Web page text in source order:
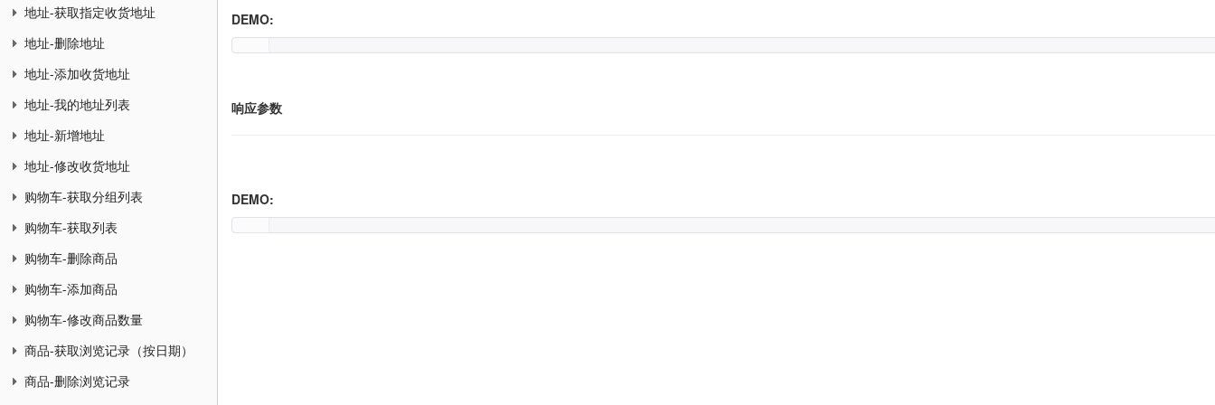
地址-获取指定收货地址
地址-删除地址
地址-添加收货地址
地址-我的地址列表
地址-新增地址
地址-修改收货地址
购物车-获取分组列表
购物车-获取列表
购物车-删除商品
购物车-添加商品
购物车-修改商品数量
商品-获取浏览记录（按日期）
商品-删除浏览记录
DEMO:
响应参数
DEMO: